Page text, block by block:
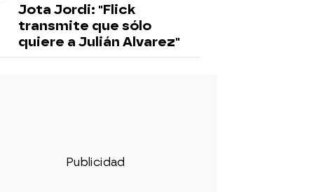
Jota Jordi: "Flick
transmite que sólo
quiere a Julián Alvarez"